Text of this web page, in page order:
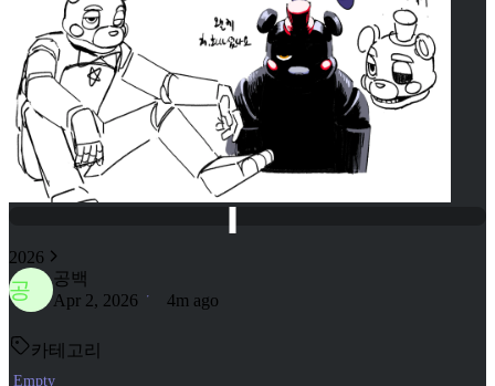
2026
공
공백
Apr 2, 2026
4m ago
카테고리
Empty